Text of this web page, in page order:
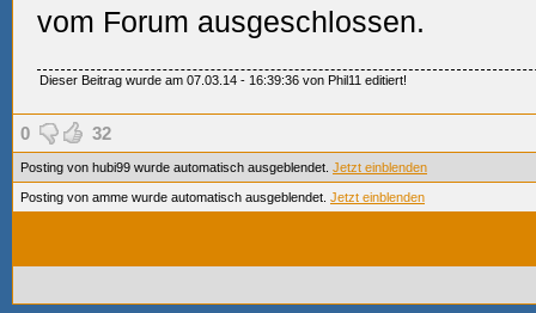
vom Forum ausgeschlossen.
Dieser Beitrag wurde am 07.03.14 - 16:39:36 von Phil11 editiert!
0 32
Posting von hubi99 wurde automatisch ausgeblendet. Jetzt einblenden
Posting von amme wurde automatisch ausgeblendet. Jetzt einblenden